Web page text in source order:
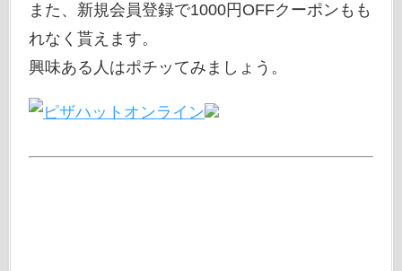
また、新規会員登録で1000円OFFクーポンもも
れなく貰えます。
興味ある人はポチッてみましょう。